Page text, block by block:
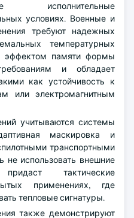
исполнительные
условиях. Военные и
требуют надежных
температурных
эффектом памяти формы
и обладает
как устойчивость к
или электромагнитным
учитываются системы
маскировка и
транспортными
не использовать внешние
тактические
применениях, где
тепловые сигнатуры.
также демонстрируют